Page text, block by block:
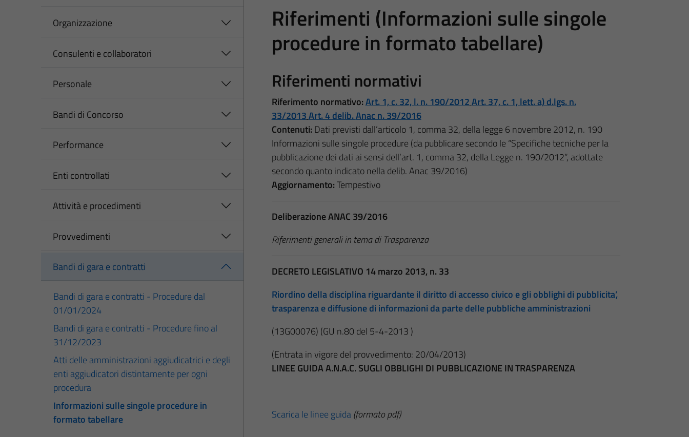
Organizzazione
Consulenti e collaboratori
Personale
Bandi di Concorso
Performance
Enti controllati
Attività e procedimenti
Provvedimenti
Bandi di gara e contratti
Bandi di gara e contratti - Procedure dal
01/01/2024
Bandi di gara e contratti - Procedure fino al
31/12/2023
Atti delle amministrazioni aggiudicatrici e degli
enti aggiudicatori distintamente per ogni
procedura
Informazioni sulle singole procedure in
formato tabellare
Riferimenti (Informazioni sulle singole
procedure in formato tabellare)
Riferimenti normativi
Riferimento normativo:Art. 1, c. 32, l. n. 190/2012Art. 37, c. 1, lett. a) d.lgs. n.
33/2013Art. 4 delib.Anac n. 39/2016
Contenuti: Dati previsti dall’articolo 1, comma 32, della legge 6 novembre 2012, n. 190
Informazioni sulle singole procedure (da pubblicare secondo le “Specifiche tecniche per la
pubblicazione dei dati ai sensi dell’art. 1, comma 32, della Legge n. 190/2012”, adottate
secondo quanto indicato nella delib. Anac 39/2016)
Aggiornamento:Tempestivo
Deliberazione ANAC 39/2016
Riferimenti generali in tema di Trasparenza
DECRETO LEGISLATIVO 14 marzo 2013, n. 33
Riordino della disciplina riguardante il diritto di accesso civico e gli obblighi di pubblicita’,
trasparenza e diffusione di informazioni da parte delle pubbliche amministrazioni
(13G00076) (GU n.80 del 5-4-2013 )
(Entrata in vigore del provvedimento: 20/04/2013)
LINEE GUIDA A.N.A.C. SUGLI OBBLIGHI DI PUBBLICAZIONE IN TRASPARENZA
Scarica le linee guida(formato pdf)